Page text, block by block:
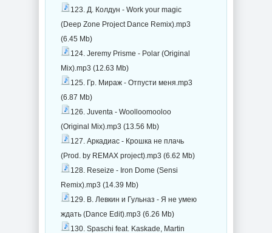
123. Д. Колдун - Work your magic
(Deep Zone Project Dance Remix).mp3
(6.45 Mb)
124. Jeremy Prisme - Polar (Original
Mix).mp3 (12.63 Mb)
125. Гр. Мираж - Отпусти меня.mp3
(6.87 Mb)
126. Juventa - Woolloomooloo
(Original Mix).mp3 (13.56 Mb)
127. Аркадиас - Крошка не плачь
(Prod. by REMAX project).mp3 (6.62 Mb)
128. Reseize - Iron Dome (Sensi
Remix).mp3 (14.39 Mb)
129. В. Левкин и Гульназ - Я не умею
ждать (Dance Edit).mp3 (6.26 Mb)
130. Spaschi feat. Kaskade, Martin